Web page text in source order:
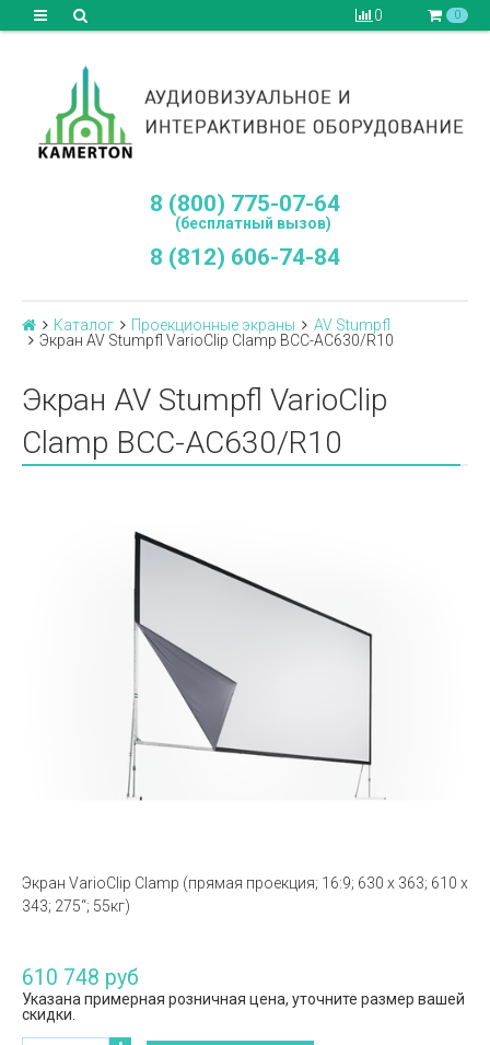
0 0
8 (800) 775-07-64
(бесплатный вызов)
8 (812) 606-74-84
Каталог Проекционные экраны
AV Stumpfl
Экран AV Stumpfl VarioClip Clamp BCC-AC630/R10
Экран AV Stumpfl VarioClip
Clamp BCC-AC630/R10
Экран VarioClip Clamp (прямая проекция; 16:9; 630 x 363; 610 x
343; 275“; 55кг)
610 748 руб
Указана примерная розничная цена, уточните размер вашей
скидки.